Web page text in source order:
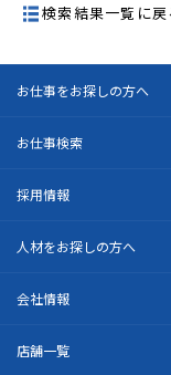
検索結果一覧に戻
お仕事をお探しの方へ
お仕事検索
採用情報
人材をお探しの方へ
会社情報
店舗一覧